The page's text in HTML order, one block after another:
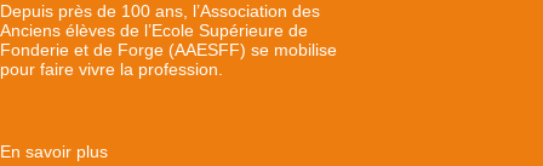
Depuis près de 100 ans, l’Association des
Anciens élèves de l’Ecole Supérieure de
Fonderie et de Forge (AAESFF) se mobilise
pour faire vivre la profession.
En savoir plus